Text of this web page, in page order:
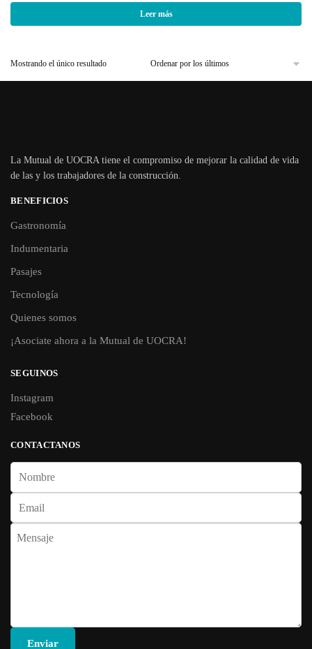
Leer más
Mostrando el único resultado
La Mutual de UOCRA tiene el compromiso de mejorar la calidad de vida
de las y los trabajadores de la construcción.
BENEFICIOS
Gastronomía
Indumentaria
Pasajes
Tecnología
Quienes somos
¡Asociate ahora a la Mutual de UOCRA!
SEGUINOS
Instagram
Facebook
CONTACTANOS